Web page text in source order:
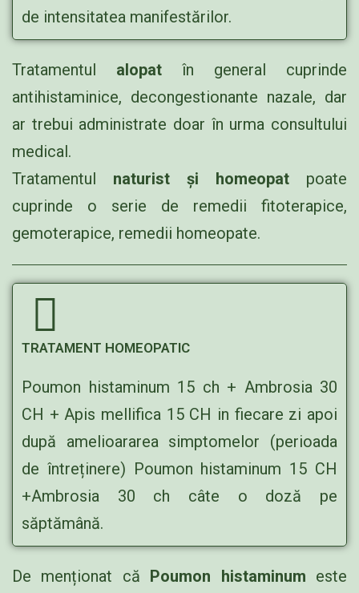
de intensitatea manifestărilor.
Tratamentul alopat în general cuprinde
antihistaminice, decongestionante nazale, dar
ar trebui administrate doar în urma consultului
medical.
Tratamentul naturist și homeopat poate
cuprinde o serie de remedii fitoterapice,
gemoterapice, remedii homeopate.
TRATAMENT HOMEOPATIC
Poumon histaminum 15 ch + Ambrosia 30
CH + Apis mellifica 15 CH in fiecare zi apoi
după amelioararea simptomelor (perioada
de întreținere) Poumon histaminum 15 CH
+Ambrosia 30 ch câte o doză pe
săptămână.
De menționat că Poumon histaminum este